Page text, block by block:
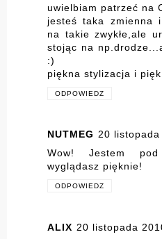
uwielbiam patrzeć na
jesteś taka zmienna
na takie zwykłe,ale
stojąc na
:)
piękna stylizacja i
ODPOWIEDZ
NUTMEG 20
Wow! Jestem pod
wyglądasz pięknie!
ODPOWIEDZ
ALIX 20 listopada